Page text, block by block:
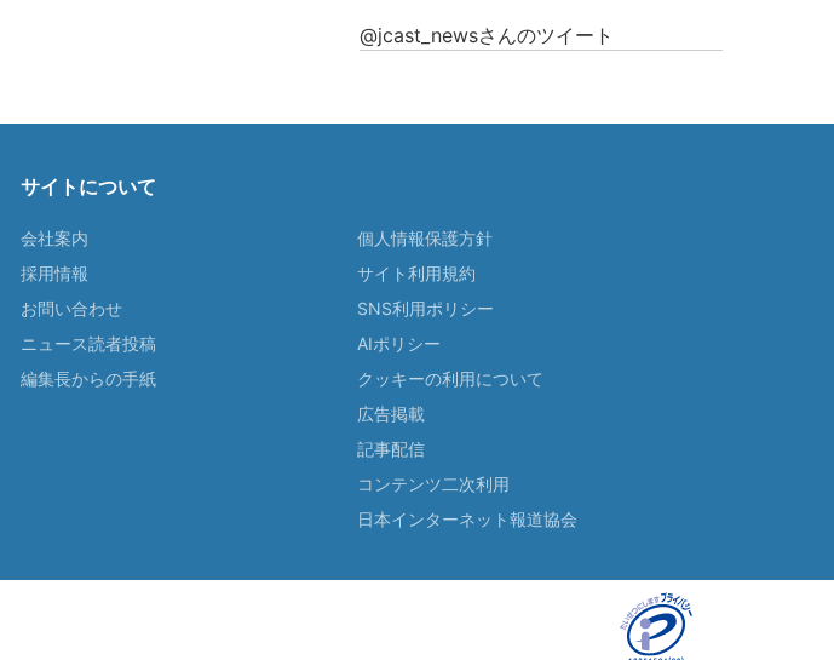
@jcast_newsさんのツイート
サイトについて
会社案内
採用情報
お問い合わせ
ニュース読者投稿
編集長からの手紙
個人情報保護方針
サイト利用規約
SNS利用ポリシー
AIポリシー
クッキーの利用について
広告掲載
記事配信
コンテンツ二次利用
日本インターネット報道協会